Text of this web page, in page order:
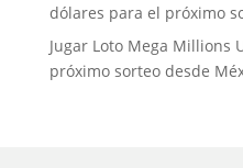
dólares para el próximo
Jugar Loto Mega Millions
próximo sorteo desde